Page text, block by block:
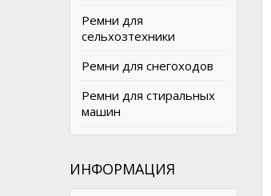
Ремни для
сельхозтехники
Ремни для снегоходов
Ремни для стиральных
машин
ИНФОРМАЦИЯ